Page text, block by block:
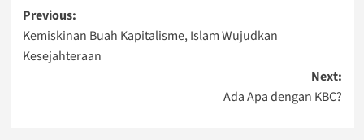
Post
navigation
Previous:
Kemiskinan Buah Kapitalisme, Islam Wujudkan
Kesejahteraan
Next:
Ada Apa dengan KBC?